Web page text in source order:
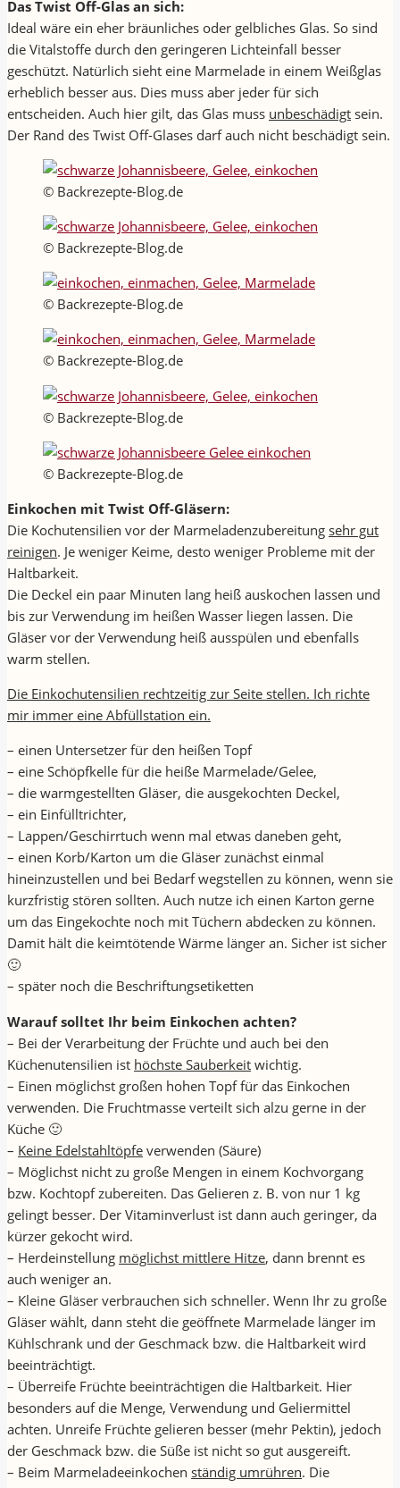
Das Twist Off-Glas an sich:
Ideal wäre ein eher bräunliches oder gelbliches Glas. So sind
die Vitalstoffe durch den geringeren Lichteinfall besser
geschützt. Natürlich sieht eine Marmelade in einem Weißglas
erheblich besser aus. Dies muss aber jeder für sich
entscheiden. Auch hier gilt, das Glas muss unbeschädigt sein.
Der Rand des Twist Off-Glases darf auch nicht beschädigt sein.
© Backrezepte-Blog.de
© Backrezepte-Blog.de
© Backrezepte-Blog.de
© Backrezepte-Blog.de
© Backrezepte-Blog.de
© Backrezepte-Blog.de
Einkochen mit Twist Off-Gläsern:
Die Kochutensilien vor der Marmeladenzubereitung sehr gut
reinigen. Je weniger Keime, desto weniger Probleme mit der
Haltbarkeit.
Die Deckel ein paar Minuten lang heiß auskochen lassen und
bis zur Verwendung im heißen Wasser liegen lassen. Die
Gläser vor der Verwendung heiß ausspülen und ebenfalls
warm stellen.
Die Einkochutensilien rechtzeitig zur Seite stellen. Ich richte
mir immer eine Abfüllstation ein.
– einen Untersetzer für den heißen Topf
– eine Schöpfkelle für die heiße Marmelade/Gelee,
– die warmgestellten Gläser, die ausgekochten Deckel,
– ein Einfülltrichter,
– Lappen/Geschirrtuch wenn mal etwas daneben geht,
– einen Korb/Karton um die Gläser zunächst einmal
hineinzustellen und bei Bedarf wegstellen zu können, wenn sie
kurzfristig stören sollten. Auch nutze ich einen Karton gerne
um das Eingekochte noch mit Tüchern abdecken zu können.
Damit hält die keimtötende Wärme länger an. Sicher ist sicher
🙂
– später noch die Beschriftungsetiketten
Warauf solltet Ihr beim Einkochen achten?
– Bei der Verarbeitung der Früchte und auch bei den
Küchenutensilien ist höchste Sauberkeit wichtig.
– Einen möglichst großen hohen Topf für das Einkochen
verwenden. Die Fruchtmasse verteilt sich alzu gerne in der
Küche 🙂
– Keine Edelstahltöpfe verwenden (Säure)
– Möglichst nicht zu große Mengen in einem Kochvorgang
bzw. Kochtopf zubereiten. Das Gelieren z. B. von nur 1 kg
gelingt besser. Der Vitaminverlust ist dann auch geringer, da
kürzer gekocht wird.
– Herdeinstellung möglichst mittlere Hitze, dann brennt es
auch weniger an.
– Kleine Gläser verbrauchen sich schneller. Wenn Ihr zu große
Gläser wählt, dann steht die geöffnete Marmelade länger im
Kühlschrank und der Geschmack bzw. die Haltbarkeit wird
beeinträchtigt.
– Überreife Früchte beeinträchtigen die Haltbarkeit. Hier
besonders auf die Menge, Verwendung und Geliermittel
achten. Unreife Früchte gelieren besser (mehr Pektin), jedoch
der Geschmack bzw. die Süße ist nicht so gut ausgereift.
– Beim Marmeladeeinkochen ständig umrühren. Die